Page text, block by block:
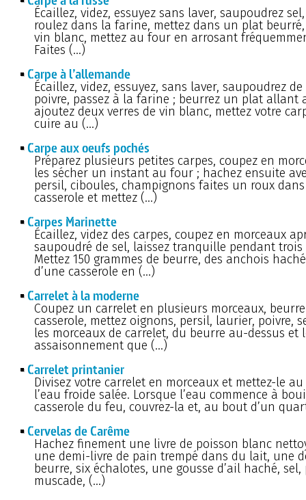
Écaillez, videz, essuyez sans laver, saupoudrez
roulez dans la farine, mettez dans un plat
vin blanc, mettez au four en arrosant
Faites (…)
Carpe à l’allemande
Écaillez, videz, essuyez, sans laver, saupoudrez de
poivre, passez à la farine ; beurrez un plat allant
ajoutez deux verres de vin blanc, mettez votre
cuire au (…)
Carpe aux oeufs pochés
Préparez plusieurs petites carpes, coupez en
les sécher un instant au four ; hachez ensuite
persil, ciboules, champignons faites un roux
casserole et mettez (…)
Carpes Marinette
Écaillez, videz des carpes, coupez en morceaux
saupoudré de sel, laissez tranquille pendant trois
Mettez 150 grammes de beurre, des anchois
d’une casserole en (…)
Carrelet à la moderne
Coupez un carrelet en plusieurs morceaux,
casserole, mettez oignons, persil, laurier, poivre,
les morceaux de carrelet, du beurre au-dessus et
assaisonnement que (…)
Carrelet printanier
Divisez votre carrelet en morceaux et mettez-le
l’eau froide salée. Lorsque l’eau commence à
casserole du feu, couvrez-la et, au bout d’un
Cervelas de Carême
Hachez finement une livre de poisson blanc
une demi-livre de pain trempé dans du lait, une
beurre, six échalotes, une gousse d’ail haché, sel,
muscade, (…)